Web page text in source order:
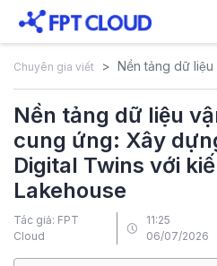
Chuyên gia viết Nền tảng dữ
Nền tảng dữ liệu
cung ứng: Xây
Digital Twins với
Lakehouse
Tác giả: FPT
Cloud
11:25
06/07/2026